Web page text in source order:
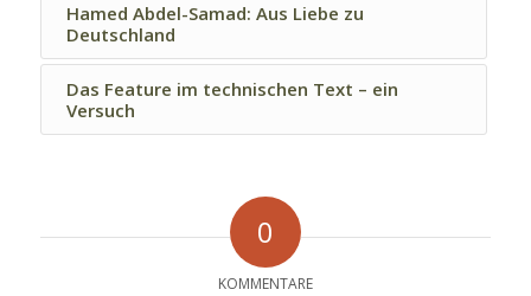
Hamed Abdel-Samad: Aus Liebe zu
Deutschland
Das Feature im technischen Text – ein
Versuch
0
KOMMENTARE